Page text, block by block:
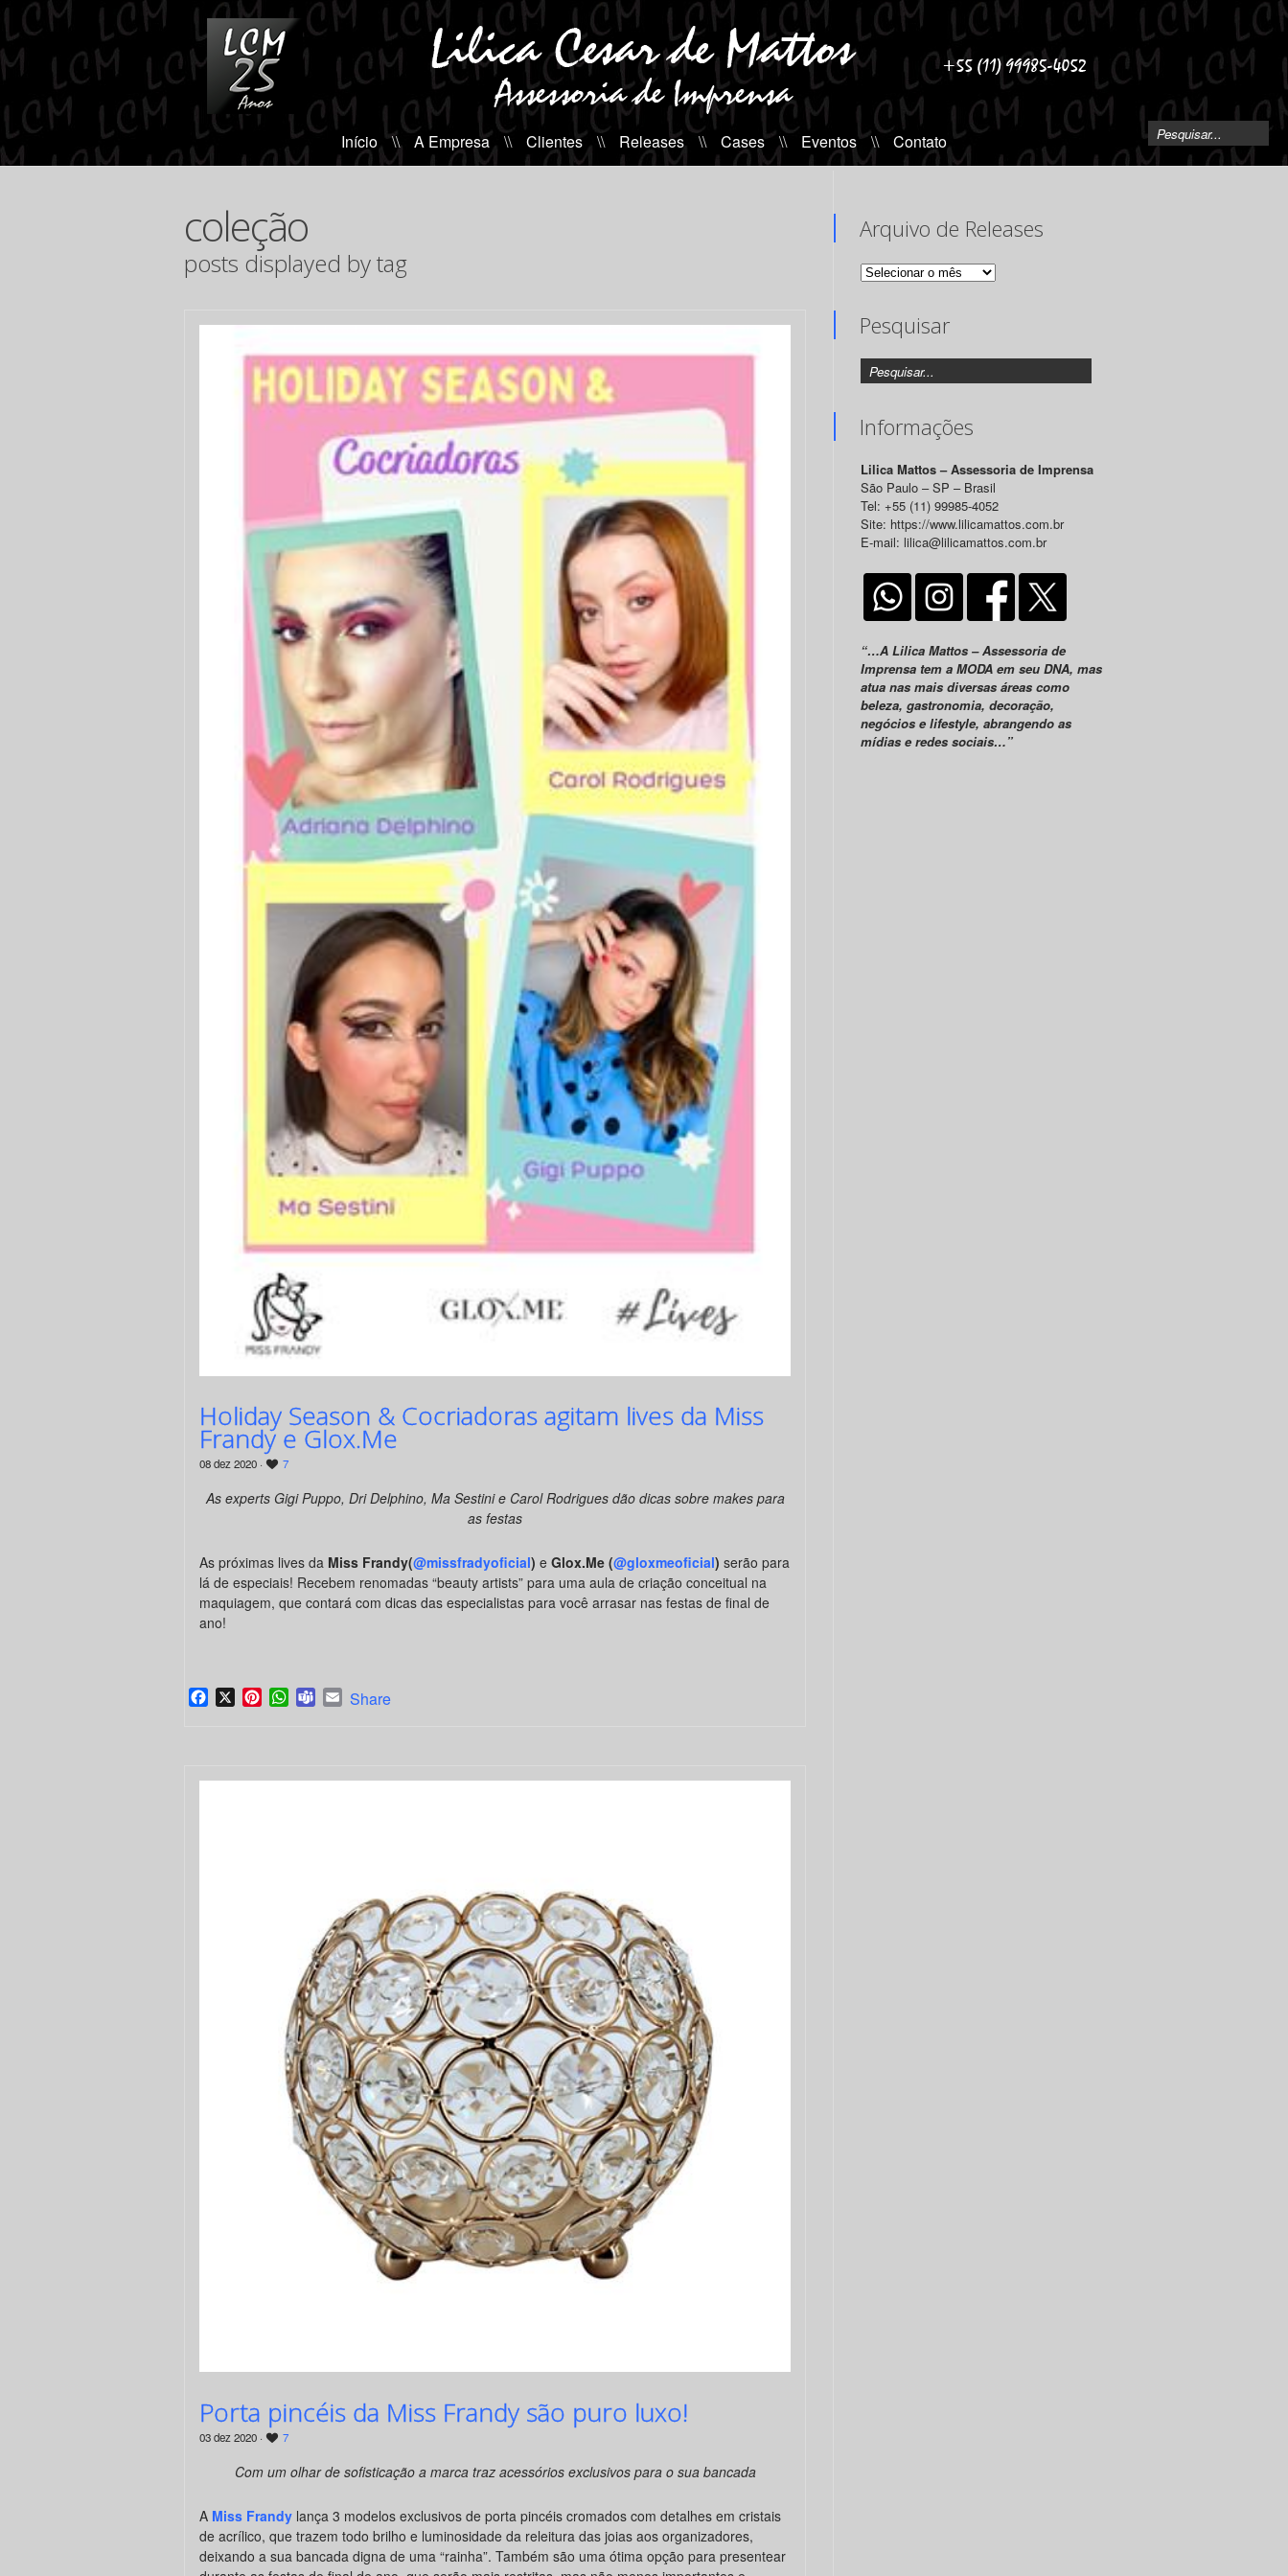
Início \\ A Empresa \\ Clientes \\ Releases \\ Cases \\ Eventos \\ Contato
coleção
posts displayed by tag
Holiday Season & Cocriadoras agitam lives da Miss
Frandy e Glox.Me
08 dez 2020 · 7
As experts Gigi Puppo, Dri Delphino, Ma Sestini e Carol Rodrigues dão dicas sobre makes para
as festas
As próximas lives da Miss Frandy(@missfradyoficial) e Glox.Me (@gloxmeoficial) serão para
lá de especiais! Recebem renomadas “beauty artists” para uma aula de criação conceitual na
maquiagem, que contará com dicas das especialistas para você arrasar nas festas de final de
ano!
Facebook
X PinterestWhatsApp
TeamsEmail
Share
Porta pincéis da Miss Frandy são puro luxo!
03 dez 2020 · 7
Com um olhar de sofisticação a marca traz acessórios exclusivos para o sua bancada
A Miss Frandy lança 3 modelos exclusivos de porta pincéis cromados com detalhes em cristais
de acrílico, que trazem todo brilho e luminosidade da releitura das joias aos organizadores,
deixando a sua bancada digna de uma “rainha”. Também são uma ótima opção para presentear
Arquivo de Releases
Arquivo
Pesquisar
Informações
Lilica Mattos – Assessoria de Imprensa
São Paulo – SP – Brasil
Tel: +55 (11) 99985-4052
Site: https://www.lilicamattos.com.br
E-mail: lilica@lilicamattos.com.br
“…A Lilica Mattos – Assessoria de
Imprensa tem a MODA em seu DNA, mas
atua nas mais diversas áreas como
beleza, gastronomia, decoração,
negócios e lifestyle, abrangendo as
mídias e redes sociais…”